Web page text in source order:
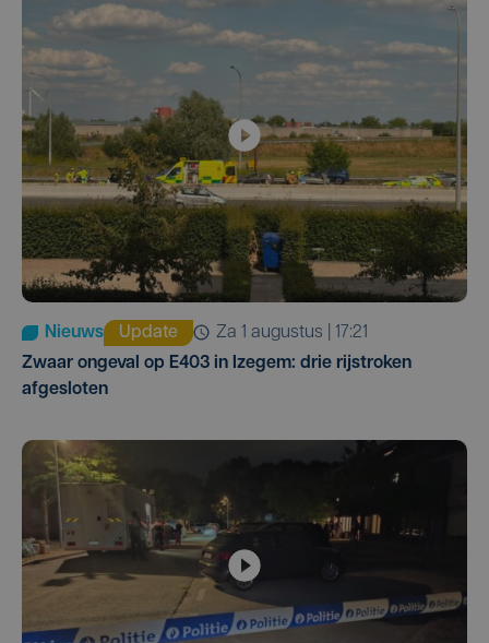
Nieuws Update
za 1 augustus | 17:21
Zwaar ongeval op E403 in Izegem: drie rijstroken
afgesloten